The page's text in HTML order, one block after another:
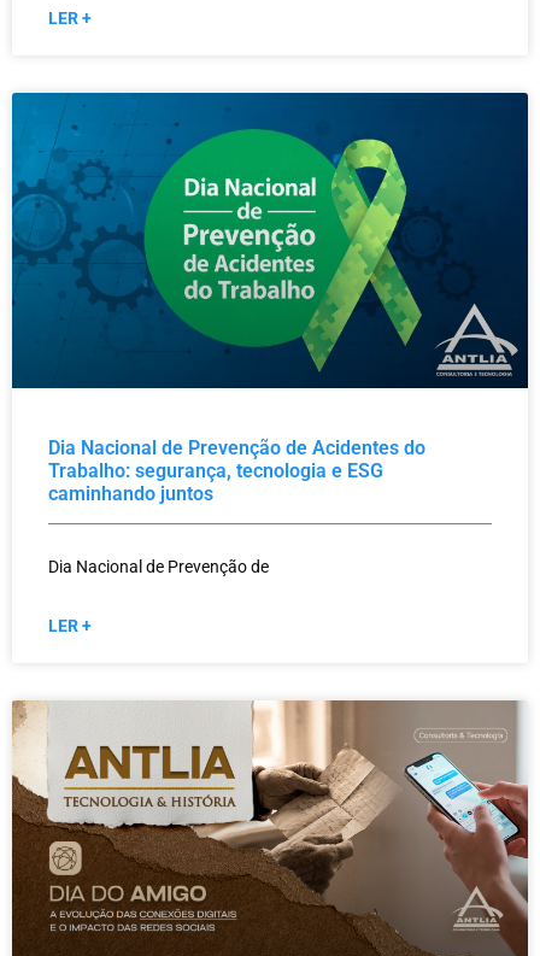
LER +
Dia Nacional de Prevenção de Acidentes do
Trabalho: segurança, tecnologia e ESG
caminhando juntos
Dia Nacional de Prevenção de
LER +